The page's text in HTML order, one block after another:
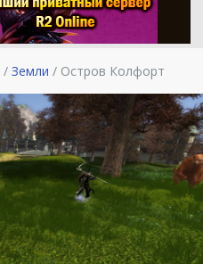
Земли Остров Колфорт